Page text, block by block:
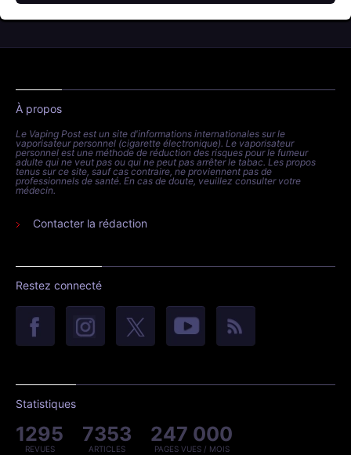
À propos
Le Vaping Post est un site d'informations internationales sur le
vaporisateur personnel (cigarette électronique). Le vaporisateur
personnel est une méthode de réduction des risques pour le fumeur
adulte qui ne veut pas ou qui ne peut pas arrêter le tabac. Les propos
tenus sur ce site, sauf cas contraire, ne proviennent pas de
professionnels de santé. En cas de doute, veuillez consulter votre
médecin.
Contacter la rédaction
Restez connecté
Statistiques
1295
REVUES
7353
ARTICLES
247 000
PAGES VUES / MOIS